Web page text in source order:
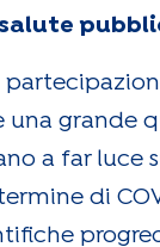
una grande
a far luce
di